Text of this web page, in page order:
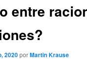
entre
2020porMartin Krause